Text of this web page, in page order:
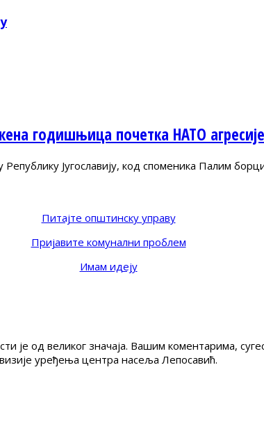
годишњица почетка НАТО агресије
Југославију, код споменика Палим
Питајте општинску управу
Пријавите комунални проблем
Имам идеју
је од великог значаја. Вашим коментарима,
визије уређења центра насеља Лепосавић.